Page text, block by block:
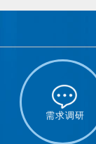
需求调研